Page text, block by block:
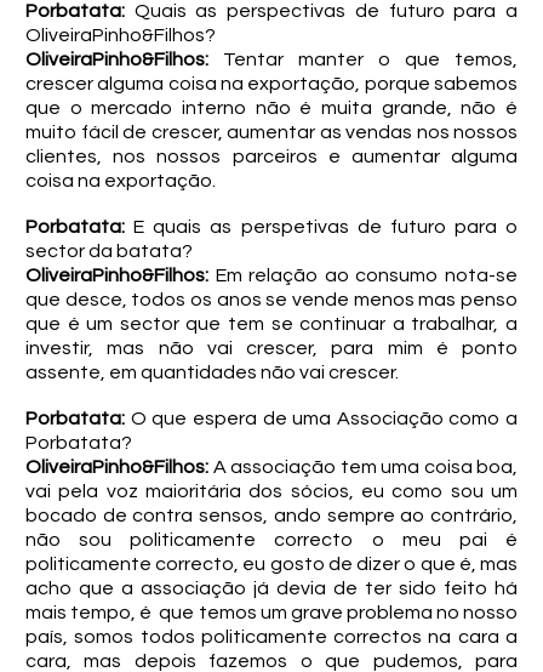
Porbatata: Quais as perspectivas de futuro para a
OliveiraPinho&Filhos?
OliveiraPinho&Filhos: Tentar manter o que temos,
crescer alguma coisa na exportação, porque sabemos
que o mercado interno não é muita grande, não é
muito fácil de crescer, aumentar as vendas nos nossos
clientes, nos nossos parceiros e aumentar alguma
coisa na exportação.
Porbatata: E quais as perspetivas de futuro para o
sector da batata?
OliveiraPinho&Filhos: Em relação ao consumo nota-se
que desce, todos os anos se vende menos mas penso
que é um sector que tem se continuar a trabalhar, a
investir, mas não vai crescer, para mim é ponto
assente, em quantidades não vai crescer.
Porbatata: O que espera de uma Associação como a
Porbatata?
OliveiraPinho&Filhos: A associação tem uma coisa boa,
vai pela voz maioritária dos sócios, eu como sou um
bocado de contra sensos, ando sempre ao contrário,
não sou politicamente correcto o meu pai é
politicamente correcto, eu gosto de dizer o que é, mas
acho que a associação já devia de ter sido feito há
mais tempo, é que temos um grave problema no nosso
país, somos todos politicamente correctos na cara a
cara, mas depois fazemos o que pudemos, para